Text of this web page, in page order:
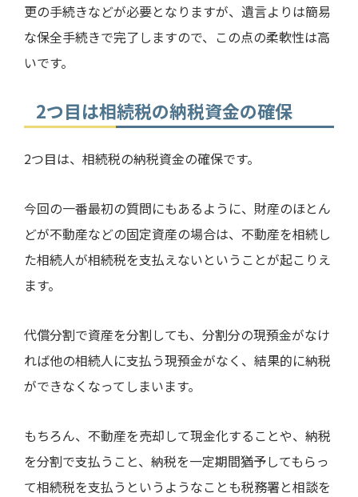
更の手続きなどが必要となりますが、遺言よりは簡易
な保全手続きで完了しますので、この点の柔軟性は高
いです。
2つ目は相続税の納税資金の確保
2つ目は、相続税の納税資金の確保です。
今回の一番最初の質問にもあるように、財産のほとん
どが不動産などの固定資産の場合は、不動産を相続し
た相続人が相続税を支払えないということが起こりえ
ます。
代償分割で資産を分割しても、分割分の現預金がなけ
れば他の相続人に支払う現預金がなく、結果的に納税
ができなくなってしまいます。
もちろん、不動産を売却して現金化することや、納税
を分割で支払うこと、納税を一定期間猶予してもらっ
て相続税を支払うというようなことも税務署と相談を